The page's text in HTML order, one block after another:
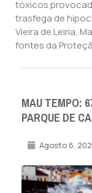
tóxicos
trasfega de
Vieira de Leiria,
fontes da
MAU TEMPO:
PARQUE DE
Agosto 6,